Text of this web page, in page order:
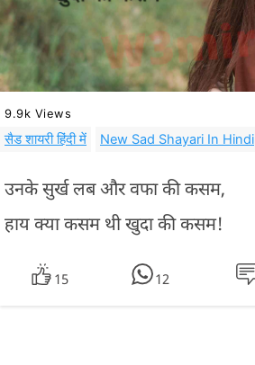
9.9k Views
सैड शायरी हिंदी में New Sad Shayari In Hindi
उनके सुर्ख लब और वफा की कसम,
हाय क्या कसम थी खुदा की कसम!
15 12